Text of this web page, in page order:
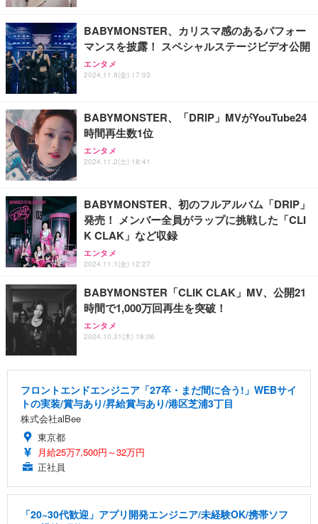
BABYMONSTER、カリスマ感のあるパフォー
マンスを披露！ スペシャルステージビデオ公開
エンタメ
2024.11.8(金) 17:03
BABYMONSTER、「DRIP」MVがYouTube24
時間再生数1位
エンタメ
2024.11.2(土) 18:41
BABYMONSTER、初のフルアルバム「DRIP」
発売！ メンバー全員がラップに挑戦した「CLI
K CLAK」など収録
エンタメ
2024.11.1(金) 12:27
BABYMONSTER「CLIK CLAK」MV、公開21
時間で1,000万回再生を突破！
エンタメ
2024.10.31(木) 18:06
フロントエンドエンジニア「27卒・まだ間に合う!」WEBサイ
トの実装/賞与あり/昇給賞与あり/港区芝浦3丁目
株式会社alBee
東京都
月給25万7,500円～32万円
正社員
「20~30代歓迎」アプリ開発エンジニア/未経験OK/携帯ソフ